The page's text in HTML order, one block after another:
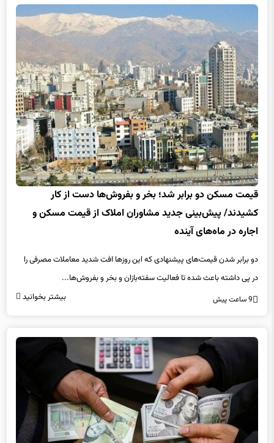
قیمت مسکن دو برابر شد؛ بخر و بفروش‌ها دست از کار
کشیدند/ پیش‌بینی جدید مشاوران املاک از قیمت مسکن و
اجاره‌ در ماه‌های آینده
دو برابر شدن قیمت‌های پیشنهادی که این روزها افت شدید معاملات مصرفی را
در پی داشته باعث شده تا فعالیت سفته‌بازان و بخر و بفروش‌ها...
9 ساعت پیش بیشتر بخوانید